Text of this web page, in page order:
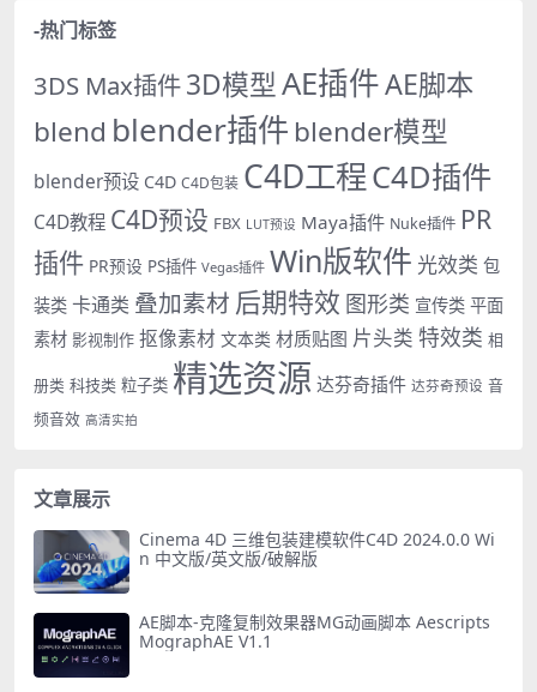
-热门标签
3DS Max插件3D模型AE插件AE脚本
blend blender插件 blender模型
blender预设 C4D C4D包装 C4D工程C4D插件
C4D教程 C4D预设 FBX LUT预设 Maya插件 Nuke插件 PR
插件 PR预设 PS插件 Vegas插件 Win版软件 光效类 包
装类 卡通类 叠加素材 后期特效 图形类 宣传类 平面
素材 影视制作 抠像素材 文本类 材质贴图 片头类 特效类 相
册类 科技类 粒子类 精选资源 达芬奇插件 达芬奇预设 音
频音效 高清实拍
文章展示
Cinema 4D 三维包装建模软件C4D 2024.0.0 Wi
n 中文版/英文版/破解版
AE脚本-克隆复制效果器MG动画脚本 Aescripts
MographAE V1.1